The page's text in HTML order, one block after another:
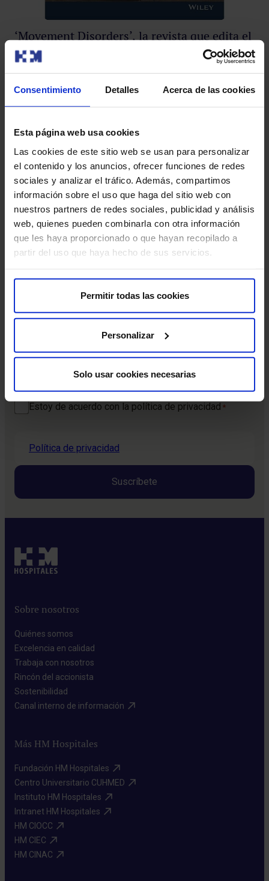
Consentimiento Detalles Acerca de las cookies
Esta página web usa cookies
Las cookies de este sitio web se usan para personalizar
el contenido y los anuncios, ofrecer funciones de redes
sociales y analizar el tráfico. Además, compartimos
información sobre el uso que haga del sitio web con
nuestros partners de redes sociales, publicidad y análisis
web, quienes pueden combinarla con otra información
que les haya proporcionado o que hayan recopilado a
partir del uso que haya hecho de sus servicios.
Permitir todas las cookies
Personalizar
Solo usar cookies necesarias
‘Movement Disorders’, la revista que edita el
Dr. Obeso, se convierte en una de las
publicaciones más influyentes en Neurología
Obeso, se convierte en una de las publicaciones más
influyente…
Leer más
Suscríbete y cuida tu salud
Recibe contenido exclusivo sobre prevención de la salud
Nombre *
Nombre
Consentimiento *
Estoy de acuerdo con la política de privacidad *
Política de privacidad
Sobre nosotros
Quiénes somos​
Excelencia en calidad​
Trabaja con nosotros​
Rincón del accionista​
Sostenibilidad​
Canal interno de información​
Más HM Hospitales
Fundación HM Hospitales​
Centro Universitario CUHMED​
Instituto HM Hospitales​
Intranet HM Hospitales​
HM CIOCC​
HM CIEC​
HM CINAC​